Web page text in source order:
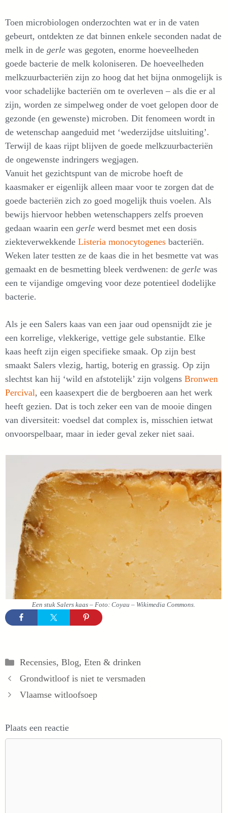
Toen microbiologen onderzochten wat er in de vaten
gebeurt, ontdekten ze dat binnen enkele seconden nadat de
melk in de gerle was gegoten, enorme hoeveelheden
goede bacterie de melk koloniseren. De hoeveelheden
melkzuurbacteriën zijn zo hoog dat het bijna onmogelijk is
voor schadelijke bacteriën om te overleven – als die er al
zijn, worden ze simpelweg onder de voet gelopen door de
gezonde (en gewenste) microben. Dit fenomeen wordt in
de wetenschap aangeduid met ‘wederzijdse uitsluiting’.
Terwijl de kaas rijpt blijven de goede melkzuurbacteriën
de ongewenste indringers wegjagen.
Vanuit het gezichtspunt van de microbe hoeft de
kaasmaker er eigenlijk alleen maar voor te zorgen dat de
goede bacteriën zich zo goed mogelijk thuis voelen. Als
bewijs hiervoor hebben wetenschappers zelfs proeven
gedaan waarin een gerle werd besmet met een dosis
ziekteverwekkende Listeria monocytogenes bacteriën.
Weken later testten ze de kaas die in het besmette vat was
gemaakt en de besmetting bleek verdwenen: de gerle was
een te vijandige omgeving voor deze potentieel dodelijke
bacterie.
Als je een Salers kaas van een jaar oud opensnijdt zie je
een korrelige, vlekkerige, vettige gele substantie. Elke
kaas heeft zijn eigen specifieke smaak. Op zijn best
smaakt Salers vlezig, hartig, boterig en grassig. Op zijn
slechtst kan hij ‘wild en afstotelijk’ zijn volgens Bronwen
Percival, een kaasexpert die de bergboeren aan het werk
heeft gezien. Dat is toch zeker een van de mooie dingen
van diversiteit: voedsel dat complex is, misschien ietwat
onvoorspelbaar, maar in ieder geval zeker niet saai.
Een stuk Salers kaas – Foto: Coyau – Wikimedia Commons.
Categorieën
Recensies, Blog, Eten & drinken
Grondwitloof is niet te versmaden
Vlaamse witloofsoep
Plaats een reactie